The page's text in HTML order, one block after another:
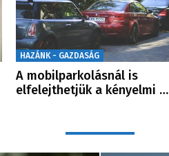
HAZÁNK - GAZDASÁG
A mobilparkolásnál is
elfelejthetjük a kényelmi …